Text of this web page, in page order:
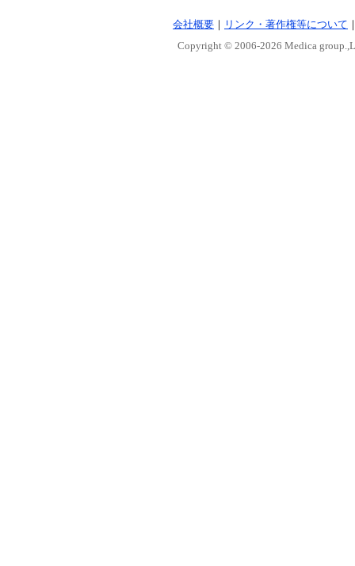
会社概要 ｜ リンク・著作権等について
Copyright © 2006-2026 Medica